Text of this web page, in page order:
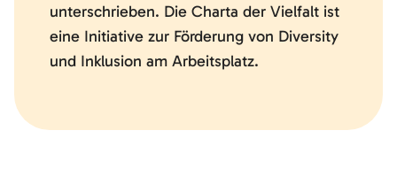
unterschrieben. Die Charta der Vielfalt ist
eine Initiative zur Förderung von Diversity
und Inklusion am Arbeitsplatz.